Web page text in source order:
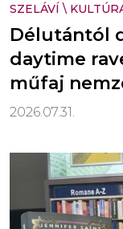
SZELÁVÍ \
Délutántól
daytime
műfaj
2026.07.31.